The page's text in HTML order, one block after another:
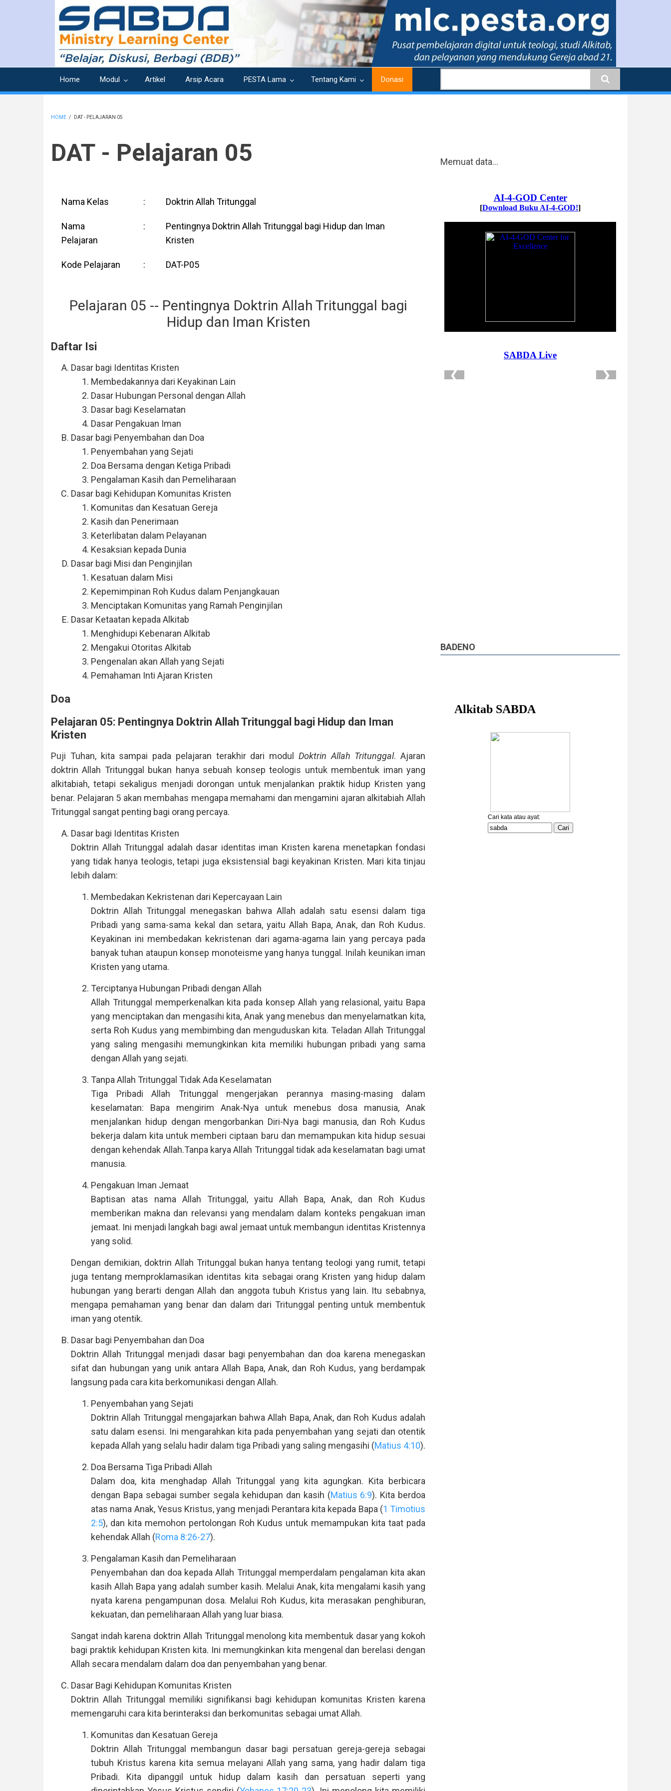
Home Modul Artikel Arsip Acara PESTA Lama Tentang Kami Donasi
HOME / DAT - PELAJARAN 05
DAT - Pelajaran 05
Nama Kelas : Doktrin Allah Tritunggal
Nama
Pelajaran
:
Pentingnya Doktrin Allah Tritunggal bagi Hidup dan Iman
Kristen
Kode Pelajaran : DAT-P05
Pelajaran 05 -- Pentingnya Doktrin Allah Tritunggal bagi
Hidup dan Iman Kristen
Daftar Isi
Dasar bagi Identitas Kristen
Membedakannya dari Keyakinan Lain
Dasar Hubungan Personal dengan Allah
Dasar bagi Keselamatan
Dasar Pengakuan Iman
Dasar bagi Penyembahan dan Doa
Penyembahan yang Sejati
Doa Bersama dengan Ketiga Pribadi
Pengalaman Kasih dan Pemeliharaan
Dasar bagi Kehidupan Komunitas Kristen
Komunitas dan Kesatuan Gereja
Kasih dan Penerimaan
Keterlibatan dalam Pelayanan
Kesaksian kepada Dunia
Dasar bagi Misi dan Penginjilan
Kesatuan dalam Misi
Kepemimpinan Roh Kudus dalam Penjangkauan
Menciptakan Komunitas yang Ramah Penginjilan
Dasar Ketaatan kepada Alkitab
Menghidupi Kebenaran Alkitab
Mengakui Otoritas Alkitab
Pengenalan akan Allah yang Sejati
Pemahaman Inti Ajaran Kristen
Doa
Pelajaran 05: Pentingnya Doktrin Allah Tritunggal bagi Hidup dan Iman
Kristen
Puji Tuhan, kita sampai pada pelajaran terakhir dari modul Doktrin Allah Tritunggal. Ajaran
doktrin Allah Tritunggal bukan hanya sebuah konsep teologis untuk membentuk iman yang
alkitabiah, tetapi sekaligus menjadi dorongan untuk menjalankan praktik hidup Kristen yang
benar. Pelajaran 5 akan membahas mengapa memahami dan mengamini ajaran alkitabiah Allah
Tritunggal sangat penting bagi orang percaya.
Dasar bagi Identitas Kristen
Doktrin Allah Tritunggal adalah dasar identitas iman Kristen karena menetapkan fondasi
yang tidak hanya teologis, tetapi juga eksistensial bagi keyakinan Kristen. Mari kita tinjau
lebih dalam:
Membedakan Kekristenan dari Kepercayaan Lain
Doktrin Allah Tritunggal menegaskan bahwa Allah adalah satu esensi dalam tiga
Pribadi yang sama-sama kekal dan setara, yaitu Allah Bapa, Anak, dan Roh Kudus.
Keyakinan ini membedakan kekristenan dari agama-agama lain yang percaya pada
banyak tuhan ataupun konsep monoteisme yang hanya tunggal. Inilah keunikan iman
Kristen yang utama.
Terciptanya Hubungan Pribadi dengan Allah
Allah Tritunggal memperkenalkan kita pada konsep Allah yang relasional, yaitu Bapa
yang menciptakan dan mengasihi kita, Anak yang menebus dan menyelamatkan kita,
serta Roh Kudus yang membimbing dan menguduskan kita. Teladan Allah Tritunggal
yang saling mengasihi memungkinkan kita memiliki hubungan pribadi yang sama
dengan Allah yang sejati.
Tanpa Allah Tritunggal Tidak Ada Keselamatan
Tiga Pribadi Allah Tritunggal mengerjakan perannya masing-masing dalam
keselamatan: Bapa mengirim Anak-Nya untuk menebus dosa manusia, Anak
menjalankan hidup dengan mengorbankan Diri-Nya bagi manusia, dan Roh Kudus
bekerja dalam kita untuk memberi ciptaan baru dan memampukan kita hidup sesuai
dengan kehendak Allah.Tanpa karya Allah Tritunggal tidak ada keselamatan bagi umat
manusia.
Pengakuan Iman Jemaat
Baptisan atas nama Allah Tritunggal, yaitu Allah Bapa, Anak, dan Roh Kudus
memberikan makna dan relevansi yang mendalam dalam konteks pengakuan iman
jemaat. Ini menjadi langkah bagi awal jemaat untuk membangun identitas Kristennya
yang solid.
Dengan demikian, doktrin Allah Tritunggal bukan hanya tentang teologi yang rumit, tetapi
juga tentang memproklamasikan identitas kita sebagai orang Kristen yang hidup dalam
hubungan yang berarti dengan Allah dan anggota tubuh Kristus yang lain. Itu sebabnya,
mengapa pemahaman yang benar dan dalam dari Tritunggal penting untuk membentuk
iman yang otentik.
Dasar bagi Penyembahan dan Doa
Doktrin Allah Tritunggal menjadi dasar bagi penyembahan dan doa karena menegaskan
sifat dan hubungan yang unik antara Allah Bapa, Anak, dan Roh Kudus, yang berdampak
langsung pada cara kita berkomunikasi dengan Allah.
Penyembahan yang Sejati
Doktrin Allah Tritunggal mengajarkan bahwa Allah Bapa, Anak, dan Roh Kudus adalah
satu dalam esensi. Ini mengarahkan kita pada penyembahan yang sejati dan otentik
kepada Allah yang selalu hadir dalam tiga Pribadi yang saling mengasihi (Matius 4:10).
Doa Bersama Tiga Pribadi Allah
Dalam doa, kita menghadap Allah Tritunggal yang kita agungkan. Kita berbicara
dengan Bapa sebagai sumber segala kehidupan dan kasih (Matius 6:9). Kita berdoa
atas nama Anak, Yesus Kristus, yang menjadi Perantara kita kepada Bapa (1 Timotius
2:5), dan kita memohon pertolongan Roh Kudus untuk memampukan kita taat pada
kehendak Allah (Roma 8:26-27).
Pengalaman Kasih dan Pemeliharaan
Penyembahan dan doa kepada Allah Tritunggal memperdalam pengalaman kita akan
kasih Allah Bapa yang adalah sumber kasih. Melalui Anak, kita mengalami kasih yang
nyata karena pengampunan dosa. Melalui Roh Kudus, kita merasakan penghiburan,
kekuatan, dan pemeliharaan Allah yang luar biasa.
Sangat indah karena doktrin Allah Tritunggal menolong kita membentuk dasar yang kokoh
bagi praktik kehidupan Kristen kita. Ini memungkinkan kita mengenal dan berelasi dengan
Allah secara mendalam dalam doa dan penyembahan yang benar.
Dasar Bagi Kehidupan Komunitas Kristen
Doktrin Allah Tritunggal memiliki signifikansi bagi kehidupan komunitas Kristen karena
memengaruhi cara kita berinteraksi dan berkomunitas sebagai umat Allah.
Komunitas dan Kesatuan Gereja
Doktrin Allah Tritunggal membangun dasar bagi persatuan gereja-gereja sebagai
tubuh Kristus karena kita semua melayani Allah yang sama, yang hadir dalam tiga
Pribadi. Kita dipanggil untuk hidup dalam kasih dan persatuan seperti yang
Memuat data...
BADENO